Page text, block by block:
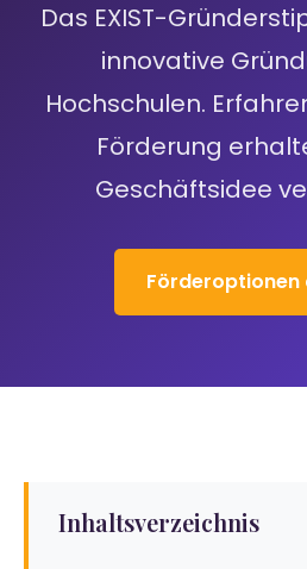
Das EXIST-
innovative
Hochschulen.
Förderung
Geschäftsidee
Förderoptionen
Inhaltsverzeichnis